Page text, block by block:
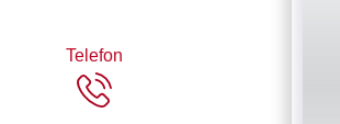
Telefon